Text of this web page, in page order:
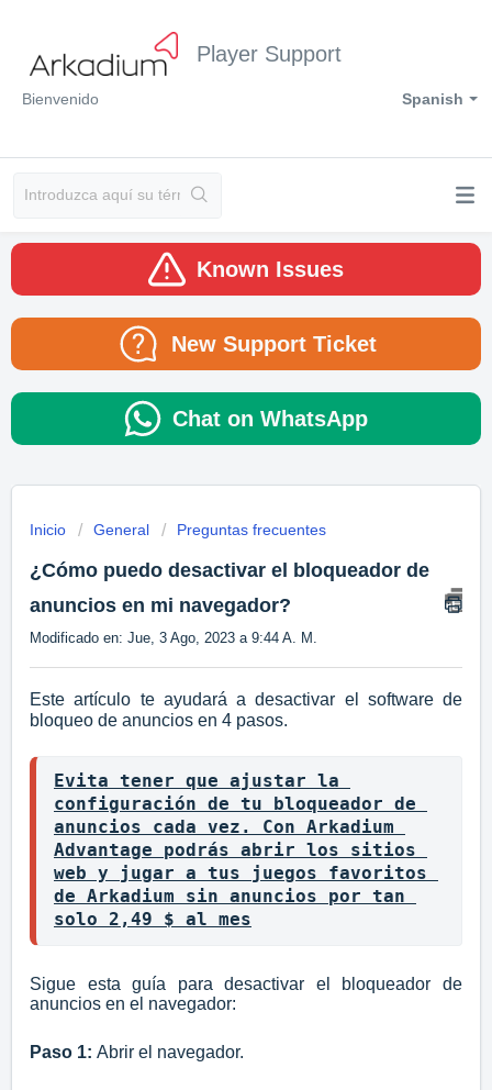
Player Support
Spanish
Bienvenido
Known Issues
New Support Ticket
Chat on WhatsApp
Inicio General Preguntas frecuentes
¿Cómo puedo desactivar el bloqueador de
anuncios en mi navegador?
Modificado en: Jue, 3 Ago, 2023 a 9:44 A. M.
Este artículo te ayudará a desactivar el software de
bloqueo de anuncios en 4 pasos.
Evita tener que ajustar la
configuración de tu bloqueador de
anuncios cada vez. Con Arkadium
Advantage podrás abrir los sitios
web y jugar a tus juegos favoritos
de Arkadium sin anuncios por tan
solo 2,49 $ al mes
Sigue esta guía para desactivar el bloqueador de
anuncios en el navegador:
Paso 1: Abrir el navegador.